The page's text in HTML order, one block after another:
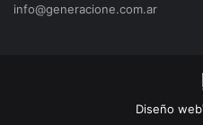
info@generacione.com.ar
Diseño web